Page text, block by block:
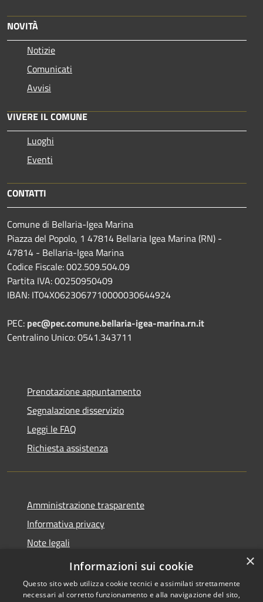
NOVITÀ
Notizie
Comunicati
Avvisi
VIVERE IL COMUNE
Luoghi
Eventi
CONTATTI
Comune di Bellaria-Igea Marina
Piazza del Popolo, 1 47814 Bellaria Igea Marina (RN) -
47814 - Bellaria-Igea Marina
Codice Fiscale: 002.509.504.09
Partita IVA: 00250950409
IBAN: IT04X0623067710000030644924
PEC: pec@pec.comune.bellaria-igea-marina.rn.it
Centralino Unico: 0541.343711
Prenotazione appuntamento
Segnalazione disservizio
Leggi le FAQ
Richiesta assistenza
Amministrazione trasparente
Informativa privacy
Note legali
Dichiarazione di accessibilità
×
Informazioni sui cookie
Questo sito web utilizza cookie tecnici e assimilati strettamente
necessari al corretto funzionamento e alla navigazione del sito,